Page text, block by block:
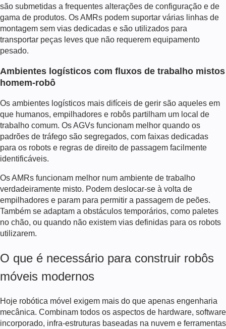
são submetidas a frequentes alterações de configuração e de
gama de produtos. Os AMRs podem suportar várias linhas de
montagem sem vias dedicadas e são utilizados para
transportar peças leves que não requerem equipamento
pesado.
Ambientes logísticos com fluxos de trabalho mistos
homem-robô
Os ambientes logísticos mais difíceis de gerir são aqueles em
que humanos, empilhadores e robôs partilham um local de
trabalho comum. Os AGVs funcionam melhor quando os
padrões de tráfego são segregados, com faixas dedicadas
para os robots e regras de direito de passagem facilmente
identificáveis.
Os AMRs funcionam melhor num ambiente de trabalho
verdadeiramente misto. Podem deslocar-se à volta de
empilhadores e param para permitir a passagem de peões.
Também se adaptam a obstáculos temporários, como paletes
no chão, ou quando não existem vias definidas para os robots
utilizarem.
O que é necessário para construir robôs
móveis modernos
Hoje robótica móvel exigem mais do que apenas engenharia
mecânica. Combinam todos os aspectos de hardware, software
incorporado, infra-estruturas baseadas na nuvem e ferramentas